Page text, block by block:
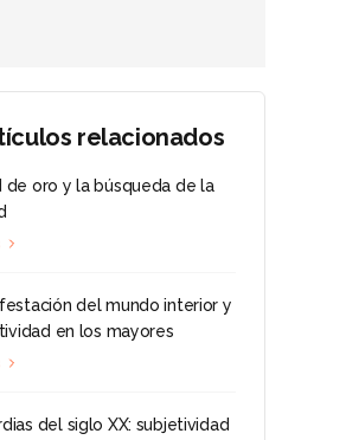
relacionados
de oro y la búsqueda de la
del mundo interior y
en los mayores
del siglo XX: subjetividad